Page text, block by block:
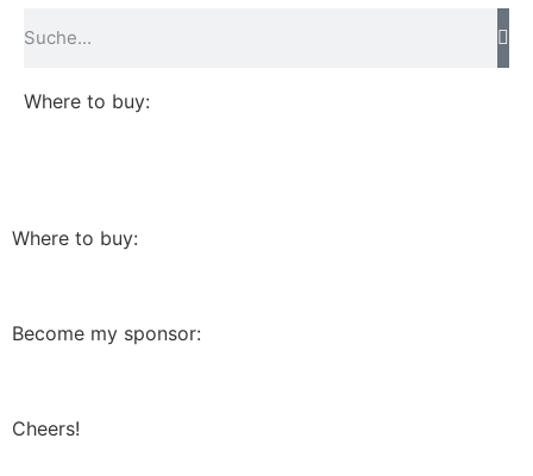
Where to buy:
Where to buy:
Become my sponsor:
Cheers!